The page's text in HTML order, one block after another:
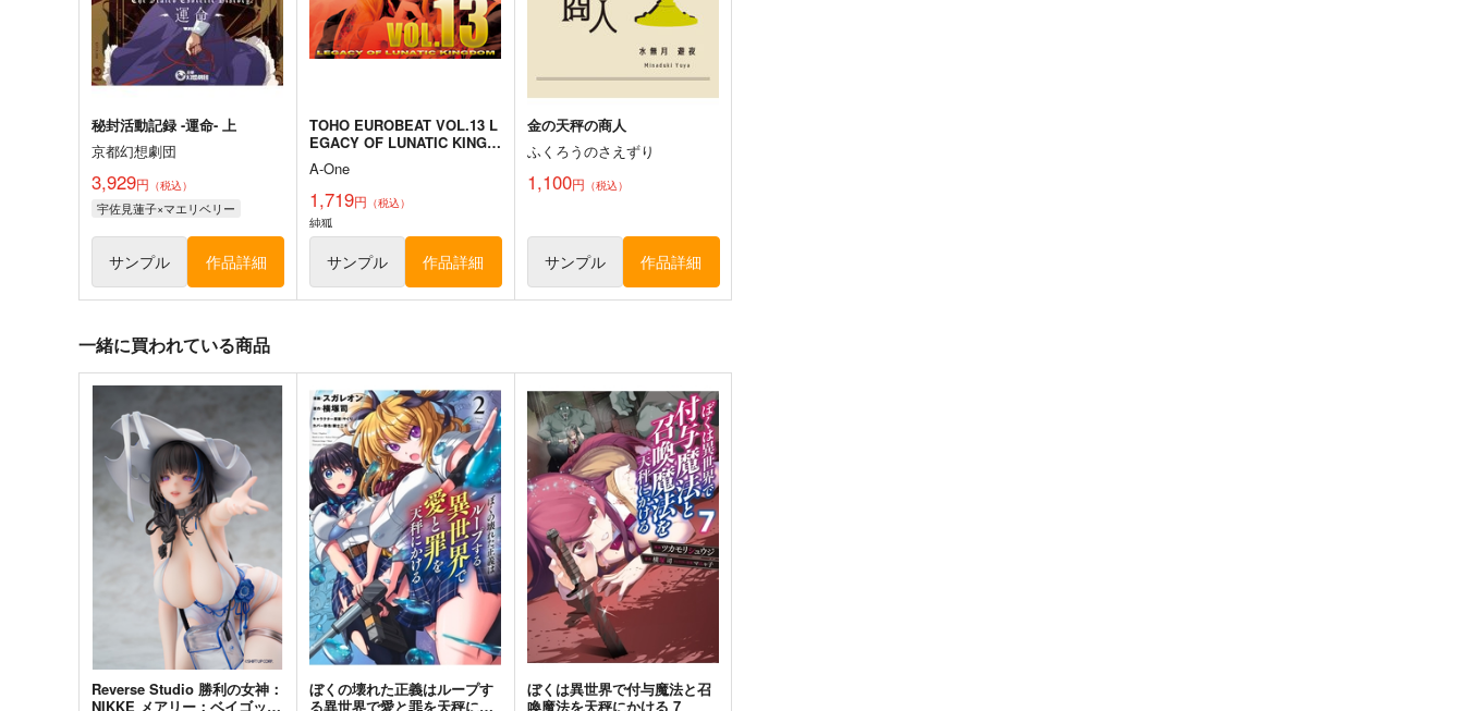
東方Project
サンプル カート
東方Project
サンプル カート
東方Project
カート
風見幽香は「楽」したい
ババソイヤー
660 円（税込）
東方Project
サンプル カート
チルノという少女ー純文学チ
ルノまとめ本ー
牧草べびぃべっど
660円（税込）
東方Project チルノ
サンプル カート
東方Project風-心非公式
HandBook
胡玉書厨
1,572円（税込）
東方Project
東風谷早苗
古明地こいし
サンプル カート
秘封活動記録 -運命- 上
京都幻想劇団
3,929円 （税込）
宇佐見蓮子×マエリベリー
サンプル 作品詳細
TOHO EUROBEAT VOL.13 L
EGACY OF LUNATIC KINGD
OM
A-One
1,719円 （税込）
純狐
サンプル 作品詳細
金の天秤の商人
ふくろうのさえずり
1,100円 （税込）
サンプル 作品詳細
一緒に買われている商品
Reverse Studio 勝利の女神：
NIKKE メアリー：ベイゴッデ
ぼくの壊れた正義はループす
る異世界で愛と罪を天秤にか
ぼくは異世界で付与魔法と召
喚魔法を天秤にかける 7